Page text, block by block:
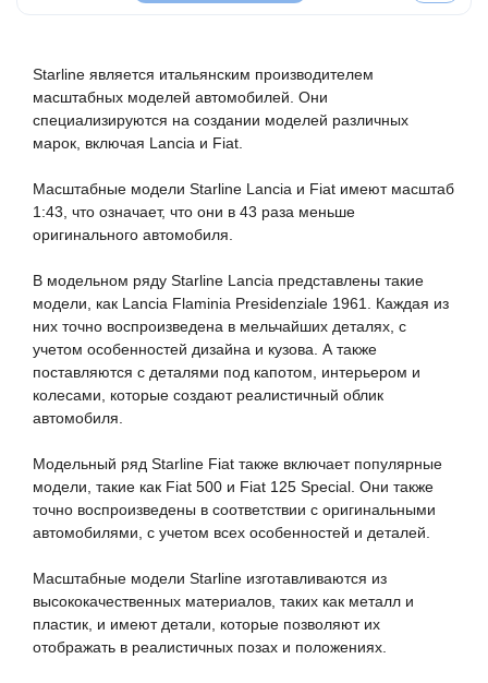
Maestro-Wheels
NorthStarModels
Rastar
MCG
Неизвестный производитель
Spark
VVMODELS
Ашет-Коллекция (Hachette)
Металл-пласт
Garage
MSModels
WhiteBox
Premium X
Premium Classixxs
Car Badge Design
Starline является итальянским производителем
масштабных моделей автомобилей. Они
специализируются на создании моделей различных
марок, включая Lancia и Fiat.
Масштабные модели Starline Lancia и Fiat имеют масштаб
1:43, что означает, что они в 43 раза меньше
оригинального автомобиля.
В модельном ряду Starline Lancia представлены такие
модели, как Lancia Flaminia Presidenziale 1961. Каждая из
них точно воспроизведена в мельчайших деталях, с
учетом особенностей дизайна и кузова. А также
поставляются с деталями под капотом, интерьером и
колесами, которые создают реалистичный облик
автомобиля.
Модельный ряд Starline Fiat также включает популярные
модели, такие как Fiat 500 и Fiat 125 Special. Они также
точно воспроизведены в соответствии с оригинальными
автомобилями, с учетом всех особенностей и деталей.
Масштабные модели Starline изготавливаются из
высококачественных материалов, таких как металл и
пластик, и имеют детали, которые позволяют их
отображать в реалистичных позах и положениях.